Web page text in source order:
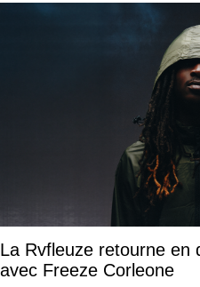
La Rvfleuze retourne en
avec Freeze Corleone